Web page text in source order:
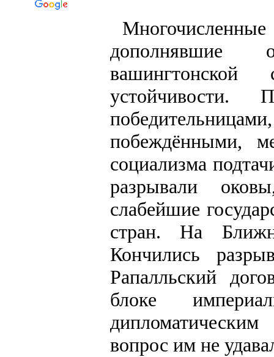
дополнявшие
устойчивости.
побеждёнными,
социализма
разрывали
слабейшие
стран. На
Кончились
Рапалльский
блоке
вопрос им не